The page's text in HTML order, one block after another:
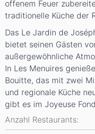
offenem Feuer
traditionelle Küche der
Das Le Jardin de
bietet seinen Gästen
außergewöhnliche
In Les Menuires
Bouitte, das mit zwei
und regionale Küche
gibt es im Joyeuse
Anzahl Restaurants: